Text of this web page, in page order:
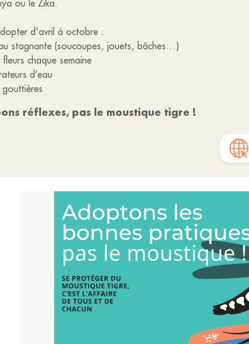
ou le Zika.
d'avril à octobre :
stagnante (soucoupes, jouets, bâches…)
chaque semaine
d’eau
gouttières
réflexes, pas le moustique tigre !